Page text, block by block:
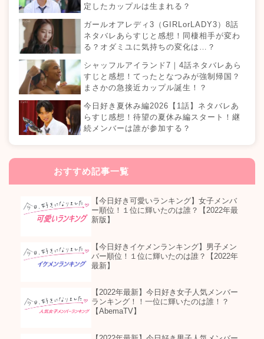
定したカップルは生まれる？
ガールオアレディ3（GIRLorLADY3）8話
ネタバレあらすじと感想！同棲相手が変わ
る？オダミユに気持ちの変化は…？
シャッフルアイランド7｜4話ネタバレあら
すじと感想！てったとなつみが強制帰国？
まさかの急接近カップル誕生！？
今日好き夏休み編2026【1話】ネタバレあ
らすじ感想！待望の夏休み編スタート！継
続メンバーは誰が参加する？
おすすめ記事一覧
【今日好き可愛いランキング】女子メンバ
ー順位！１位に輝いたのは誰？【2022年最
新版】
【今日好きイケメンランキング】男子メン
バー順位！１位に輝いたのは誰？【2022年
最新】
【2022年最新】今日好き女子人気メンバー
ランキング！！一位に輝いたのは誰！？
【AbemaTV】